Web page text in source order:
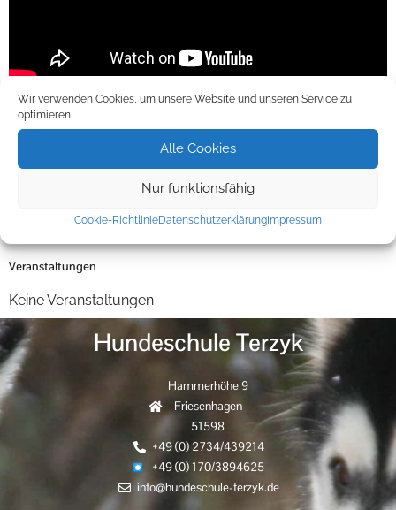
Wir verwenden Cookies, um unsere Website und unseren Service zu
optimieren.
Alle Cookies
Nur funktionsfähig
Cookie-RichtlinieDatenschutzerklärungImpressum
Hundeschule Terzyk
Friesenhagen
Veranstaltungen
Keine Veranstaltungen
Hundeschule Terzyk
Hammerhöhe 9
Friesenhagen
51598
+49 (0) 2734/439214
+49 (0) 170/3894625
info@hundeschule-terzyk.de